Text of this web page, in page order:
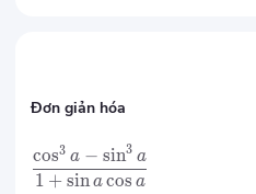
Đơn giản hóa
1 + sinacos a
cos3 a − sin3 a